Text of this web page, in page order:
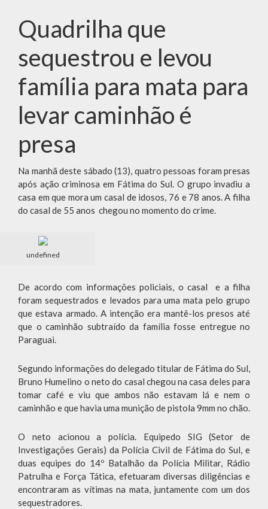
Quadrilha que
sequestrou e levou
família para mata para
levar caminhão é
presa
Na manhã deste sábado (13), quatro pessoas foram presas
após ação criminosa em Fátima do Sul. O grupo invadiu a
casa em que mora um casal de idosos, 76 e 78 anos. A filha
do casal de 55 anos chegou no momento do crime.
undefined
De acordo com informações policiais, o casal e a filha
foram sequestrados e levados para uma mata pelo grupo
que estava armado. A intenção era mantê-los presos até
que o caminhão subtraído da família fosse entregue no
Paraguai.
Segundo informações do delegado titular de Fátima do Sul,
Bruno Humelino o neto do casal chegou na casa deles para
tomar café e viu que ambos não estavam lá e nem o
caminhão e que havia uma munição de pistola 9mm no chão.
O neto acionou a polícia. Equipedo SIG (Setor de
Investigações Gerais) da Polícia Civil de Fátima do Sul, e
duas equipes do 14º Batalhão da Polícia Militar, Rádio
Patrulha e Força Tática, efetuaram diversas diligências e
encontraram as vítimas na mata, juntamente com um dos
sequestradores.